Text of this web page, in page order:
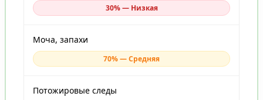
30% — Низкая
Моча, запахи
70% — Средняя
Потожировые следы